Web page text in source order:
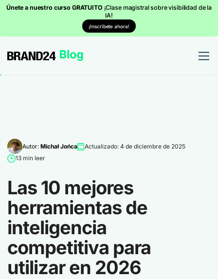
Únete a nuestro curso GRATUITO ¡Clase magistral sobre visibilidad de la
IA!
¡Inscríbete ahora!
Autor: Michał Jońca
Actualizado: 4 de diciembre de 2025
13 min leer
Las 10 mejores
herramientas de
inteligencia
competitiva para
utilizar en 2026